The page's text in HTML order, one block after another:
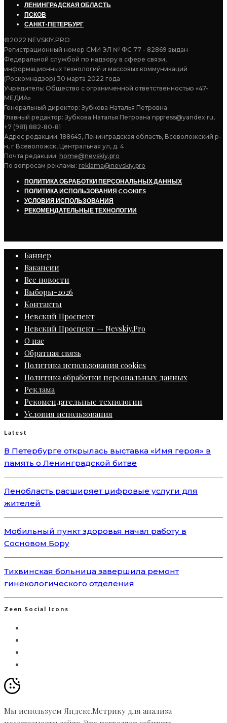
ЛЕНИНГРАДСКАЯ ОБЛАСТЬ
ПСКОВ
САНКТ-ПЕТЕРБУРГ
©2022 NEVSKIY.PRO
Регистрационный номер СМИ ЭЛ № ФС 77 - 82869 выдан
Федеральной службой по надзору в сфере связи,
информационных технологий и массовых коммуникаций
(Роскомнадзор) 30 марта 2022 года
Учредитель: Общество с ограниченной ответственностью «47-
МЕДИА»
Генеральный директор: Зубкова Наталья Петровна
Главный редактор: Зубкова Наталья Петровна nppress@yandex.ru,
+7 (981) 882-80-81
Адрес редакции: 188645, Ленинградская область, Всеволожский р-
н, г Всеволожск, Центральная ул, д. 4
Почта редакции: home@nevskiy.pro
По вопросам рекламы: reklama@nevskiy.pro
ПОЛИТИКА ОБРАБОТКИ ПЕРСОНАЛЬНЫХ ДАННЫХ
ПОЛИТИКА ИСПОЛЬЗОВАНИЯ COOKIES
УСЛОВИЯ ИСПОЛЬЗОВАНИЯ
РЕКОМЕНДАТЕЛЬНЫЕ ТЕХНОЛОГИИ
Баннер
Вакансии
Все новости
Выборы-2026
Контакты
Невский Проспект
Невский Проспект — Nevskiy.Pro
О нас
Обратная связь
Политика использования cookies
Политика обработки персональных данных
Реклама
Рекомендательные технологии
Условия использования
Latest
В Петербурге открылась выставка «Имя героя» в
память о Ленинградской битве
Ленобласть расширяет цифровые услуги для
жителей
Мобильный пункт здоровья начал работу в
Сосновом Бору
Тихвинская больница завершила ремонт
гинекологического отделения
Zeen Social Icons
Мы используем Яндекс.Метрику для анализа